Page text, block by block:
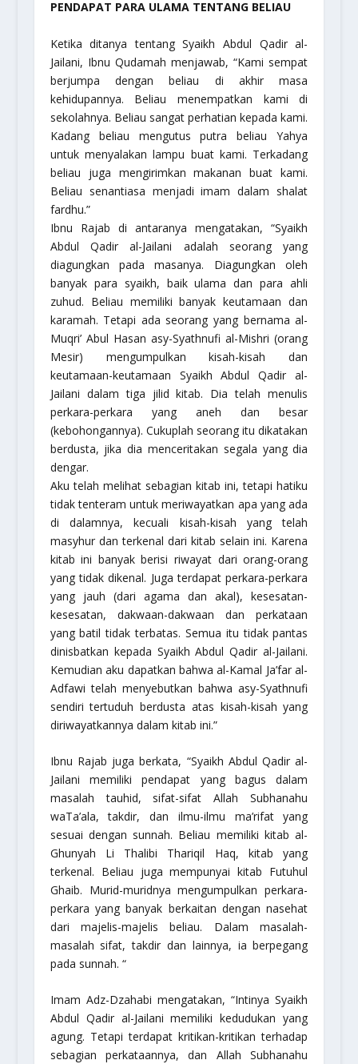
PENDAPAT PARA ULAMA TENTANG BELIAU
Ketika ditanya tentang Syaikh Abdul Qadir al-
Jailani, Ibnu Qudamah menjawab, “Kami sempat
berjumpa dengan beliau di akhir masa
kehidupannya. Beliau menempatkan kami di
sekolahnya. Beliau sangat perhatian kepada kami.
Kadang beliau mengutus putra beliau Yahya
untuk menyalakan lampu buat kami. Terkadang
beliau juga mengirimkan makanan buat kami.
Beliau senantiasa menjadi imam dalam shalat
fardhu.”
Ibnu Rajab di antaranya mengatakan, “Syaikh
Abdul Qadir al-Jailani adalah seorang yang
diagungkan pada masanya. Diagungkan oleh
banyak para syaikh, baik ulama dan para ahli
zuhud. Beliau memiliki banyak keutamaan dan
karamah. Tetapi ada seorang yang bernama al-
Muqri’ Abul Hasan asy-Syathnufi al-Mishri (orang
Mesir) mengumpulkan kisah-kisah dan
keutamaan-keutamaan Syaikh Abdul Qadir al-
Jailani dalam tiga jilid kitab. Dia telah menulis
perkara-perkara yang aneh dan besar
(kebohongannya). Cukuplah seorang itu dikatakan
berdusta, jika dia menceritakan segala yang dia
dengar.
Aku telah melihat sebagian kitab ini, tetapi hatiku
tidak tenteram untuk meriwayatkan apa yang ada
di dalamnya, kecuali kisah-kisah yang telah
masyhur dan terkenal dari kitab selain ini. Karena
kitab ini banyak berisi riwayat dari orang-orang
yang tidak dikenal. Juga terdapat perkara-perkara
yang jauh (dari agama dan akal), kesesatan-
kesesatan, dakwaan-dakwaan dan perkataan
yang batil tidak terbatas. Semua itu tidak pantas
dinisbatkan kepada Syaikh Abdul Qadir al-Jailani.
Kemudian aku dapatkan bahwa al-Kamal Ja’far al-
Adfawi telah menyebutkan bahwa asy-Syathnufi
sendiri tertuduh berdusta atas kisah-kisah yang
diriwayatkannya dalam kitab ini.”
Ibnu Rajab juga berkata, “Syaikh Abdul Qadir al-
Jailani memiliki pendapat yang bagus dalam
masalah tauhid, sifat-sifat AllahSubhanahu
waTa’ala, takdir, dan ilmu-ilmu ma’rifat yang
sesuai dengan sunnah. Beliau memiliki kitab al-
Ghunyah Li Thalibi Thariqil Haq, kitab yang
terkenal. Beliau juga mempunyai kitab Futuhul
Ghaib. Murid-muridnya mengumpulkan perkara-
perkara yang banyak berkaitan dengan nasehat
dari majelis-majelis beliau. Dalam masalah-
masalah sifat, takdir dan lainnya, ia berpegang
pada sunnah. “
Imam Adz-Dzahabi mengatakan, “Intinya Syaikh
Abdul Qadir al-Jailani memiliki kedudukan yang
agung. Tetapi terdapat kritikan-kritikan terhadap
sebagian perkataannya, dan AllahSubhanahu